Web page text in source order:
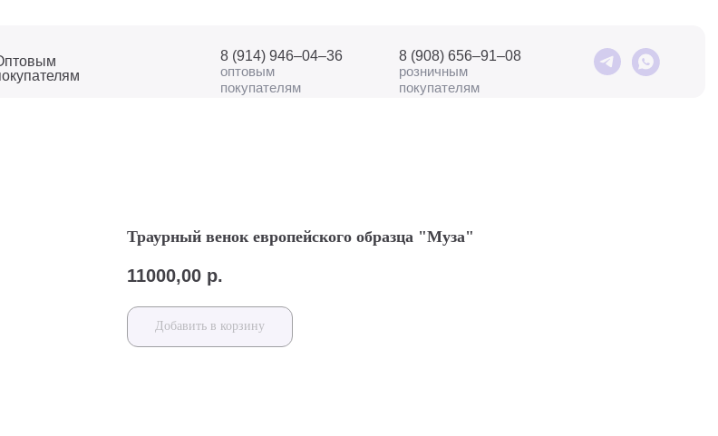
8 (914) 946–04–36
оптовым
покупателям
8 (908) 656–91–08
розничным
покупателям
Траурный венок европейского образца "Муза"
11000,00 р.
Добавить в корзину